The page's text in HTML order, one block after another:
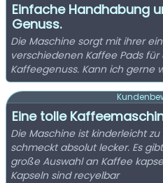
Einfache Handhabung
Genuss.
Die Maschine sorgt mit ihrer
verschiedenen Kaffee Pads
Kaffeegenuss. Kann ich gerne
Eine tolle
Die Maschine ist kinderleicht
schmeckt absolut lecker. Es
große Auswahl an Kaffee
Kapseln sind recyelbar